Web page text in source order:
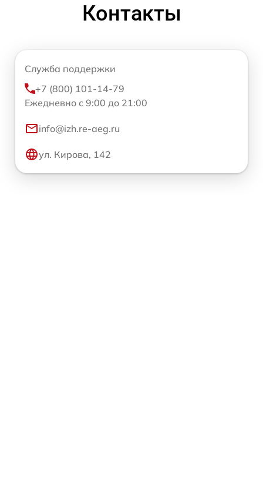
Контакты
Служба поддержки
+7 (800) 101-14-79
Ежедневно с 9:00 до 21:00
info@izh.re-aeg.ru
ул. Кирова, 142